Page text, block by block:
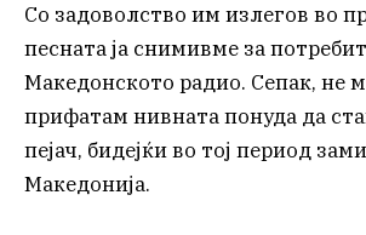
Со задоволство им излегов во
песната ја снимивме за
Македонското радио. Сепак, не
прифатам нивната понуда да
пејач, бидејќи во тој период
Македонија.